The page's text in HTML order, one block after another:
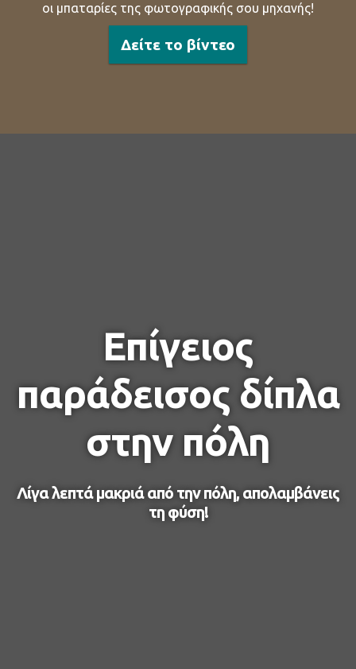
οι μπαταρίες της φωτογραφικής σου μηχανής!
Δείτε το βίντεο
Επίγειος
παράδεισος δίπλα
στην πόλη
Λίγα λεπτά μακριά από την πόλη, απολαμβάνεις
τη φύση!